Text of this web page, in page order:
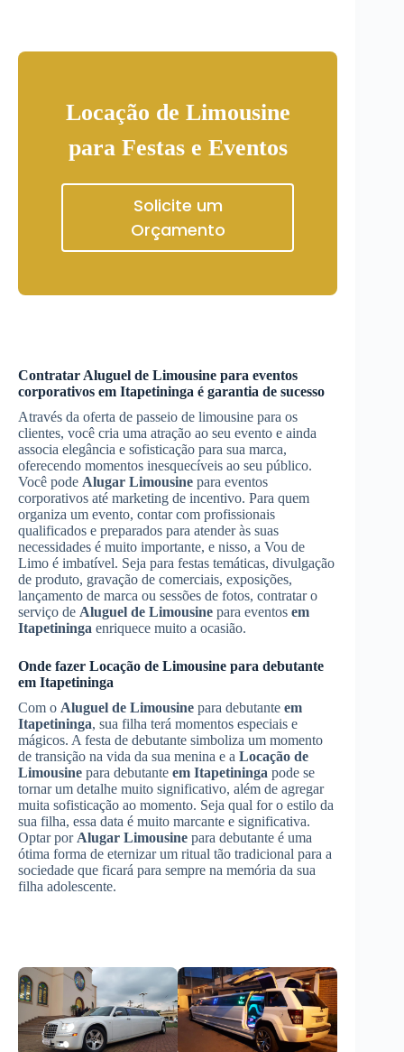
Locação de Limousine
para Festas e Eventos
Solicite um
Orçamento
Contratar Aluguel de Limousine para eventos
corporativos em Itapetininga é garantia de sucesso
Através da oferta de passeio de limousine para os
clientes, você cria uma atração ao seu evento e ainda
associa elegância e sofisticação para sua marca,
oferecendo momentos inesquecíveis ao seu público.
Você pode Alugar Limousine para eventos
corporativos até marketing de incentivo. Para quem
organiza um evento, contar com profissionais
qualificados e preparados para atender às suas
necessidades é muito importante, e nisso, a Vou de
Limo é imbatível. Seja para festas temáticas, divulgação
de produto, gravação de comerciais, exposições,
lançamento de marca ou sessões de fotos, contratar o
serviço de Aluguel de Limousine para eventos em
Itapetininga enriquece muito a ocasião.
Onde fazer Locação de Limousine para debutante
em Itapetininga
Com o Aluguel de Limousine para debutante em
Itapetininga, sua filha terá momentos especiais e
mágicos. A festa de debutante simboliza um momento
de transição na vida da sua menina e a Locação de
Limousine para debutante em Itapetininga pode se
tornar um detalhe muito significativo, além de agregar
muita sofisticação ao momento. Seja qual for o estilo da
sua filha, essa data é muito marcante e significativa.
Optar por Alugar Limousine para debutante é uma
ótima forma de eternizar um ritual tão tradicional para a
sociedade que ficará para sempre na memória da sua
filha adolescente.